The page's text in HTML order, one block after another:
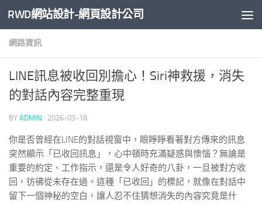
Skip to content
RWD網站設計-網頁設計公司
網路資訊
LINE訊息被收回別擔心！Siri神救援，消失
的對話內容完整重現
BY ADMIN · 2026-03-18
你是否曾經在LINE的對話視窗中，眼睜睜看著對方傳來的訊息
突然顯示「已收回訊息」，心中頓時充滿疑惑與懊惱？無論是
重要的約定、工作指示，還是令人好奇的八卦，一旦被對方收
回，彷彿從未存在過。這種「已收回」的標記，就像在對話中
留下一個神秘的空白，讓人忍不住猜想消失的內容究竟是什